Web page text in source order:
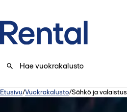
Etusivu/Vuokrakalusto/Sähkö ja valaistus